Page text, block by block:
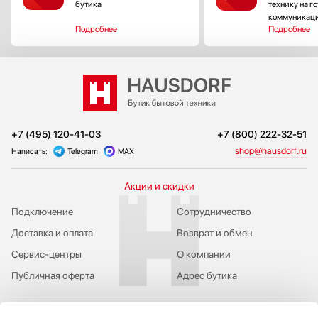
бутика
Подробнее
технику на
Подробнее
+7 (495) 120-41-03 +7 (800) 222-32-51
Написать: Telegram MAX shop@hausdorf.ru
Акции и скидки
Подключение
Публичная оферта
Сервис-центры
Доставка и оплата
Сотрудничество
Возврат и обмен
О компании
Адрес бутика